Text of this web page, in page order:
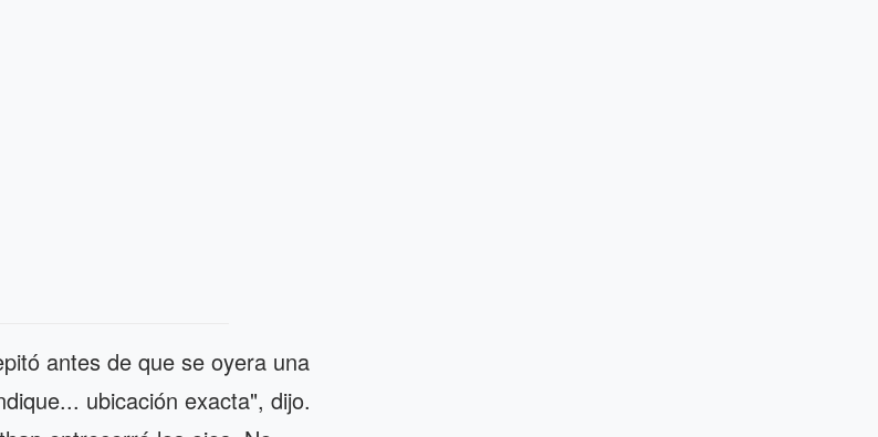
antes de que se oyera una
ubicación exacta", dijo.